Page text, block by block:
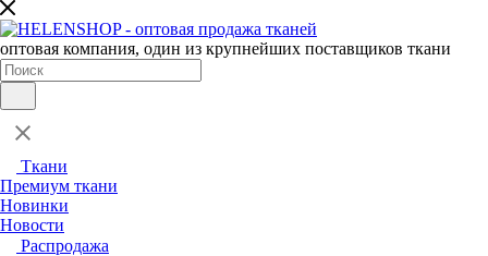
оптовая компания, один из крупнейших поставщиков ткани
Ткани
Премиум ткани
Новинки
Новости
Распродажа